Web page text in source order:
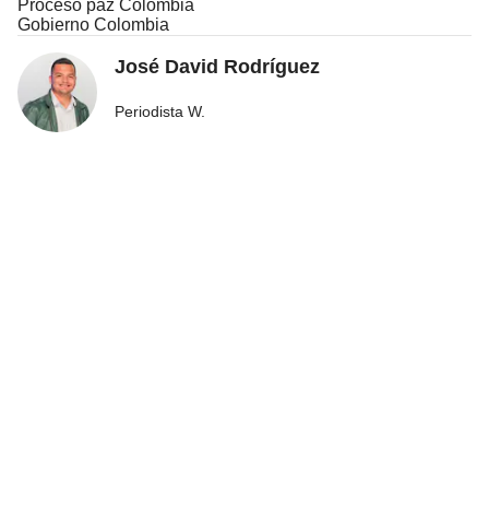
Proceso paz Colombia
Gobierno Colombia
José David Rodríguez
Periodista W.